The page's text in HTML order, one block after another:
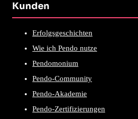
Kunden
Erfolgsgeschichten
Wie ich Pendo nutze
Pendomonium
Pendo-Community
Pendo-Akademie
Pendo-Zertifizierungen